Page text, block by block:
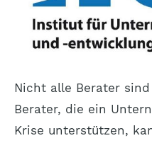
Nicht alle Berater
Berater, die ein
Krise unterstützen,